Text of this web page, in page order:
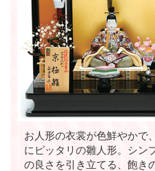
お人形の衣裳が色鮮やかで
にピッタリの雛人形。シン
の良さを引き立てる、飽き